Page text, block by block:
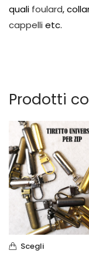
quali foulard,
cappelli etc.
Prodotti
Scegli